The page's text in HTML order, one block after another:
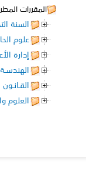
المقررات
السنة
علوم
إدارة
الهندسـة
القـانـون
العلوم